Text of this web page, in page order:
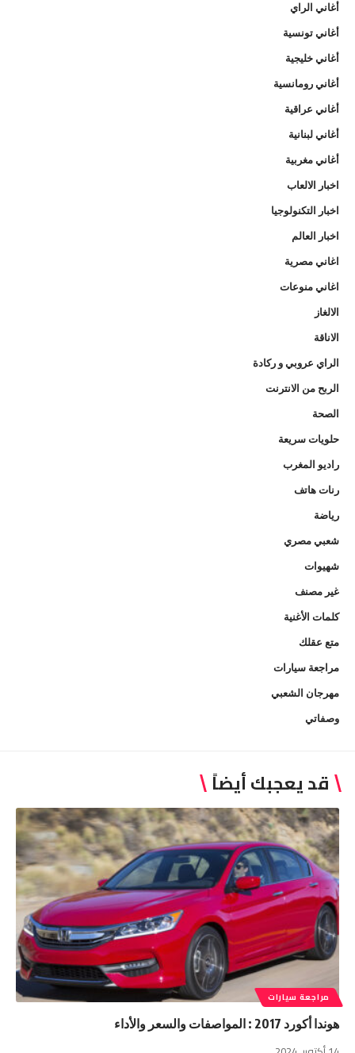
أغاني الراي
أغاني تونسية
أغاني خليجية
أغاني رومانسية
أغاني عراقية
أغاني لبنانية
أغاني مغربية
اخبار الالعاب
اخبار التكنولوجيا
اخبار العالم
اغاني مصرية
اغاني منوعات
الالغاز
الاناقة
الراي عروبي و ركادة
الربح من الانترنت
الصحة
حلويات سريعة
راديو المغرب
رنات هاتف
رياضة
شعبي مصري
شهيوات
غير مصنف
كلمات الأغنية
متع عقلك
مراجعة سيارات
مهرجان الشعبي
وصفاتي
قد يعجبك أيضاً
مراجعة سيارات
هوندا أكورد 2017 : المواصفات والسعر والأداء